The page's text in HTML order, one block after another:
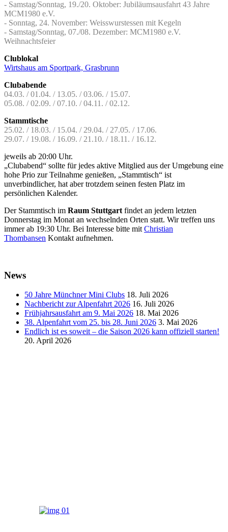
- Samstag/Sonntag, 19./20. Oktober: Jubiläumsausfahrt 43 Jahre
MCM1980 e.V.
- Sonntag, 24. November: Weisswurstessen mit Kegeln
- Samstag/Sonntag, 07./08. Dezember: MCM1980 e.V.
Weihnachtsfeier
Clublokal
Wirtshaus am Sportpark, Grasbrunn
Clubabende
04.03. / 01.04. / 13.05. / 03.06. / 15.07.
05.08. / 02.09. / 07.10. / 04.11. / 02.12.
Stammtische
25.02. / 18.03. / 15.04. / 29.04. / 27.05. / 17.06.
29.07. / 19.08. / 16.09. / 21.10. / 18.11. / 16.12.
jeweils ab 20:00 Uhr.
„Clubabend“ sollte für jedes aktive Mitglied aus der Umgebung eine
hohe Prio zur Teilnahme genießen, „Stammtisch“ ist
unverbindlicher, hat aber trotzdem seinen festen Platz im
persönlichen Kalender.
Der Stammtisch im Raum Stuttgart findet an jedem letzten
Donnerstag im Monat an wechselnden Orten statt. Wir treffen uns
immer ab 19:30 Uhr. Bei Interesse bitte mit Christian
Thombansen Kontakt aufnehmen.
Haupt-
Seitenleiste
News
50 Jahre Münchner Mini Clubs 18. Juli 2026
Nachbericht zur Alpenfahrt 2026 16. Juli 2026
Frühjahrsausfahrt am 9. Mai 2026 18. Mai 2026
38. Alpenfahrt vom 25. bis 28. Juni 2026 3. Mai 2026
Endlich ist es soweit – die Saison 2026 kann offiziell starten!
20. April 2026